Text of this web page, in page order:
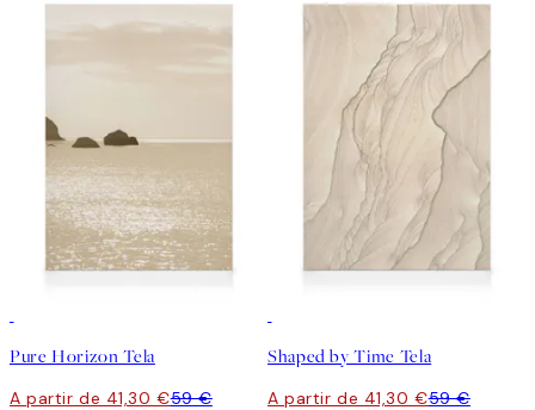
Pure Horizon Tela
A partir de 41,30 €59 €
Shaped by Time Tela
A partir de 41,30 €59 €